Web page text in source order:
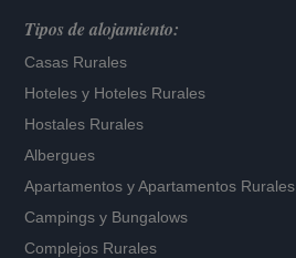
Tipos de alojamiento:
Casas Rurales
Hoteles y Hoteles Rurales
Hostales Rurales
Albergues
Apartamentos yApartamentos Rurales
Campings y Bungalows
Complejos Rurales